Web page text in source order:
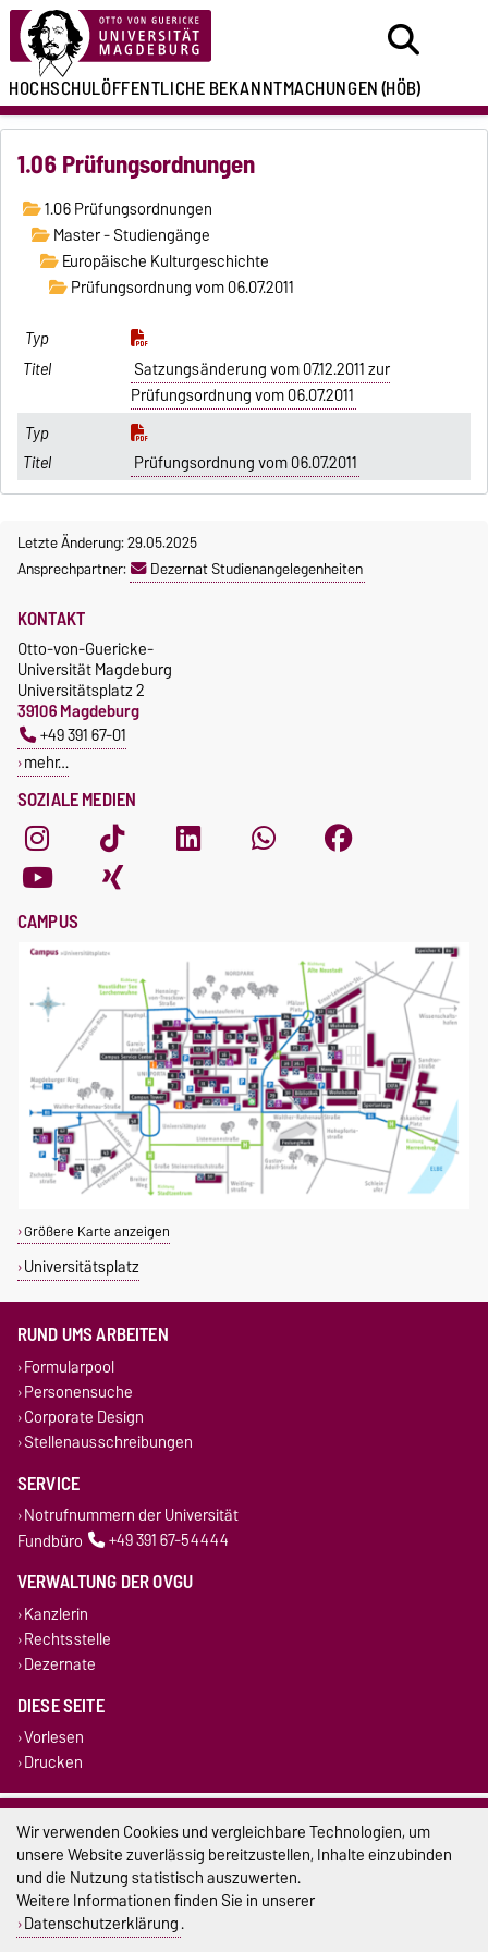
HOCHSCHULÖFFENTLICHEBEKANNTMACHUNGEN(HÖB)
1.06 Prüfungsordnungen
1.06 Prüfungsordnungen
Master - Studiengänge
Europäische Kulturgeschichte
Prüfungsordnung vom 06.07.2011
Satzungsänderung vom 07.12.2011 zur
Prüfungsordnung vom 06.07.2011
Prüfungsordnung vom 06.07.2011
Letzte Änderung: 29.05.2025
Ansprechpartner:
Dezernat Studienangelegenheiten
SOZIALE MEDIEN
KONTAKT
Otto-von-Guericke-
Universität Magdeburg
Universitätsplatz 2
39106 Magdeburg
+49 391 67-01
mehr…
CAMPUS
Größere Karte anzeigen
Universitätsplatz
RUND UMS ARBEITEN
Formularpool
Personensuche
Corporate Design
Stellenausschreibungen
SERVICE
Notrufnummern der Universität
Fundbüro
+49 391 67-54444
VERWALTUNG DER OVGU
Kanzlerin
Rechtsstelle
Dezernate
DIESE SEITE
Vorlesen
Drucken
Impressum
Datenschutz
Barrierefreiheit
Cookie-Einstellungen
Wir verwenden Cookies und vergleichbare Technologien, um
unsere Website zuverlässig bereitzustellen, Inhalte einzubinden
und die Nutzung statistisch auszuwerten.
Weitere Informationen finden Sie in unserer
Datenschutzerklärung.